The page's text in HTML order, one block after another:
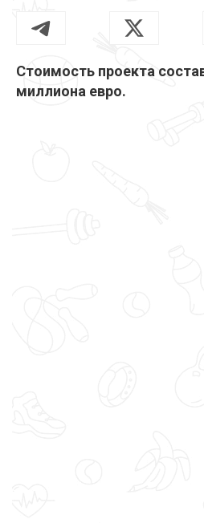
Стоимость проекта
миллиона евро.